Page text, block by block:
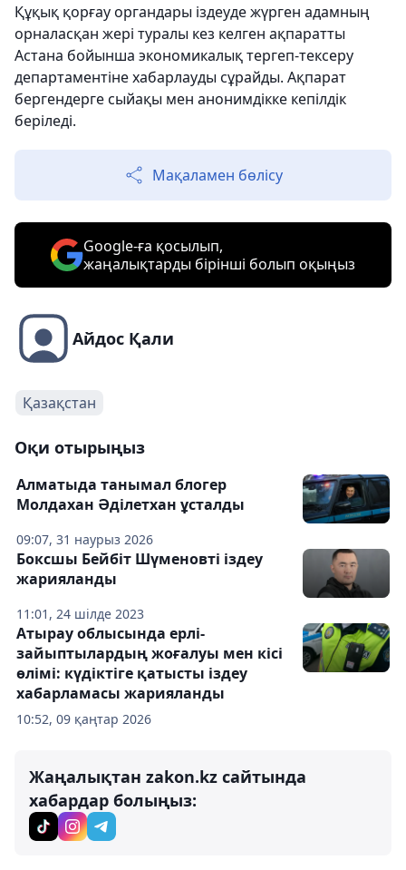
Құқық қорғау органдары іздеуде жүрген адамның
орналасқан жері туралы кез келген ақпаратты
Астана бойынша экономикалық тергеп-тексеру
департаментіне хабарлауды сұрайды. Ақпарат
бергендерге сыйақы мен анонимдікке кепілдік
беріледі.
Мақаламен бөлісу
Google-ға қосылып,
жаңалықтарды бірінші болып оқыңыз
Айдос Қали
Қазақстан
Оқи отырыңыз
09:07, 31 наурыз 2026
Алматыда танымал блогер
Молдахан Әділетхан ұсталды
11:01, 24 шілде 2023
Боксшы Бейбіт Шүменовті іздеу
жарияланды
10:52, 09 қаңтар 2026
Атырау облысында ерлі-
зайыптылардың жоғалуы мен кісі
өлімі: күдіктіге қатысты іздеу
хабарламасы жарияланды
Жаңалықтан zakon.kz сайтында
хабардар болыңыз: